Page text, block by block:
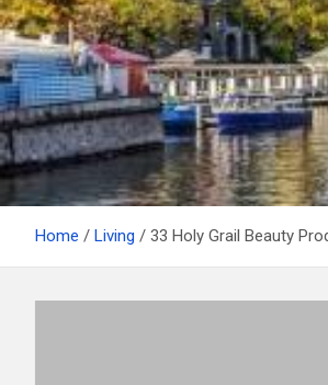
Home Living 33 Holy Grail Beauty